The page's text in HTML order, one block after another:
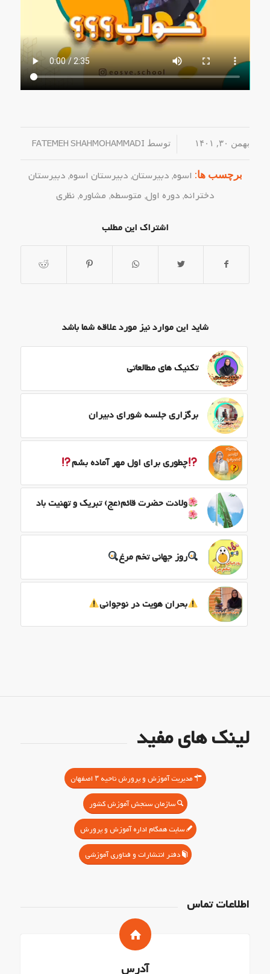
بهمن ۳۰, ۱۴۰۱ / توسط FATEMEH SHAHMOHAMMADI
برچسب ها: اسوه,دبیرستان,دبیرستان اسوه,دبیرستان
دخترانه, دوره اول, متوسطه, مشاوره, نظری
اشتراک این مطلب
شاید این موارد نیز مورد علاقه شما باشد
تکنیک های مطالعاتی
برگزاری جلسه شورای دبیران
چطوری برای اول مهر آماده بشم
ولادت حضرت قائم(عج) تبریک و تهنیت باد
روز جهانی تخم مرغ
بحران هویت در نوجوانی
لینک های مفید
مدیریت آموزش و پرورش ناحیه ۳ اصفهان
سازمان سنجش آموزش کشور
سایت همگام اداره آموزش و پرورش
دفتر انتشارات و فناوری آموزشی
اطلاعات تماس
آدرس